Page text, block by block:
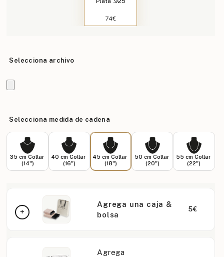
74€
Selecciona archivo
Selecciona medida de cadena
35 cm Collar
(14")
40 cm Collar
(16")
45 cm Collar
(18")
50 cm Collar
(20")
55 cm Collar
(22")
Agrega una caja &
bolsa
5€
Agrega